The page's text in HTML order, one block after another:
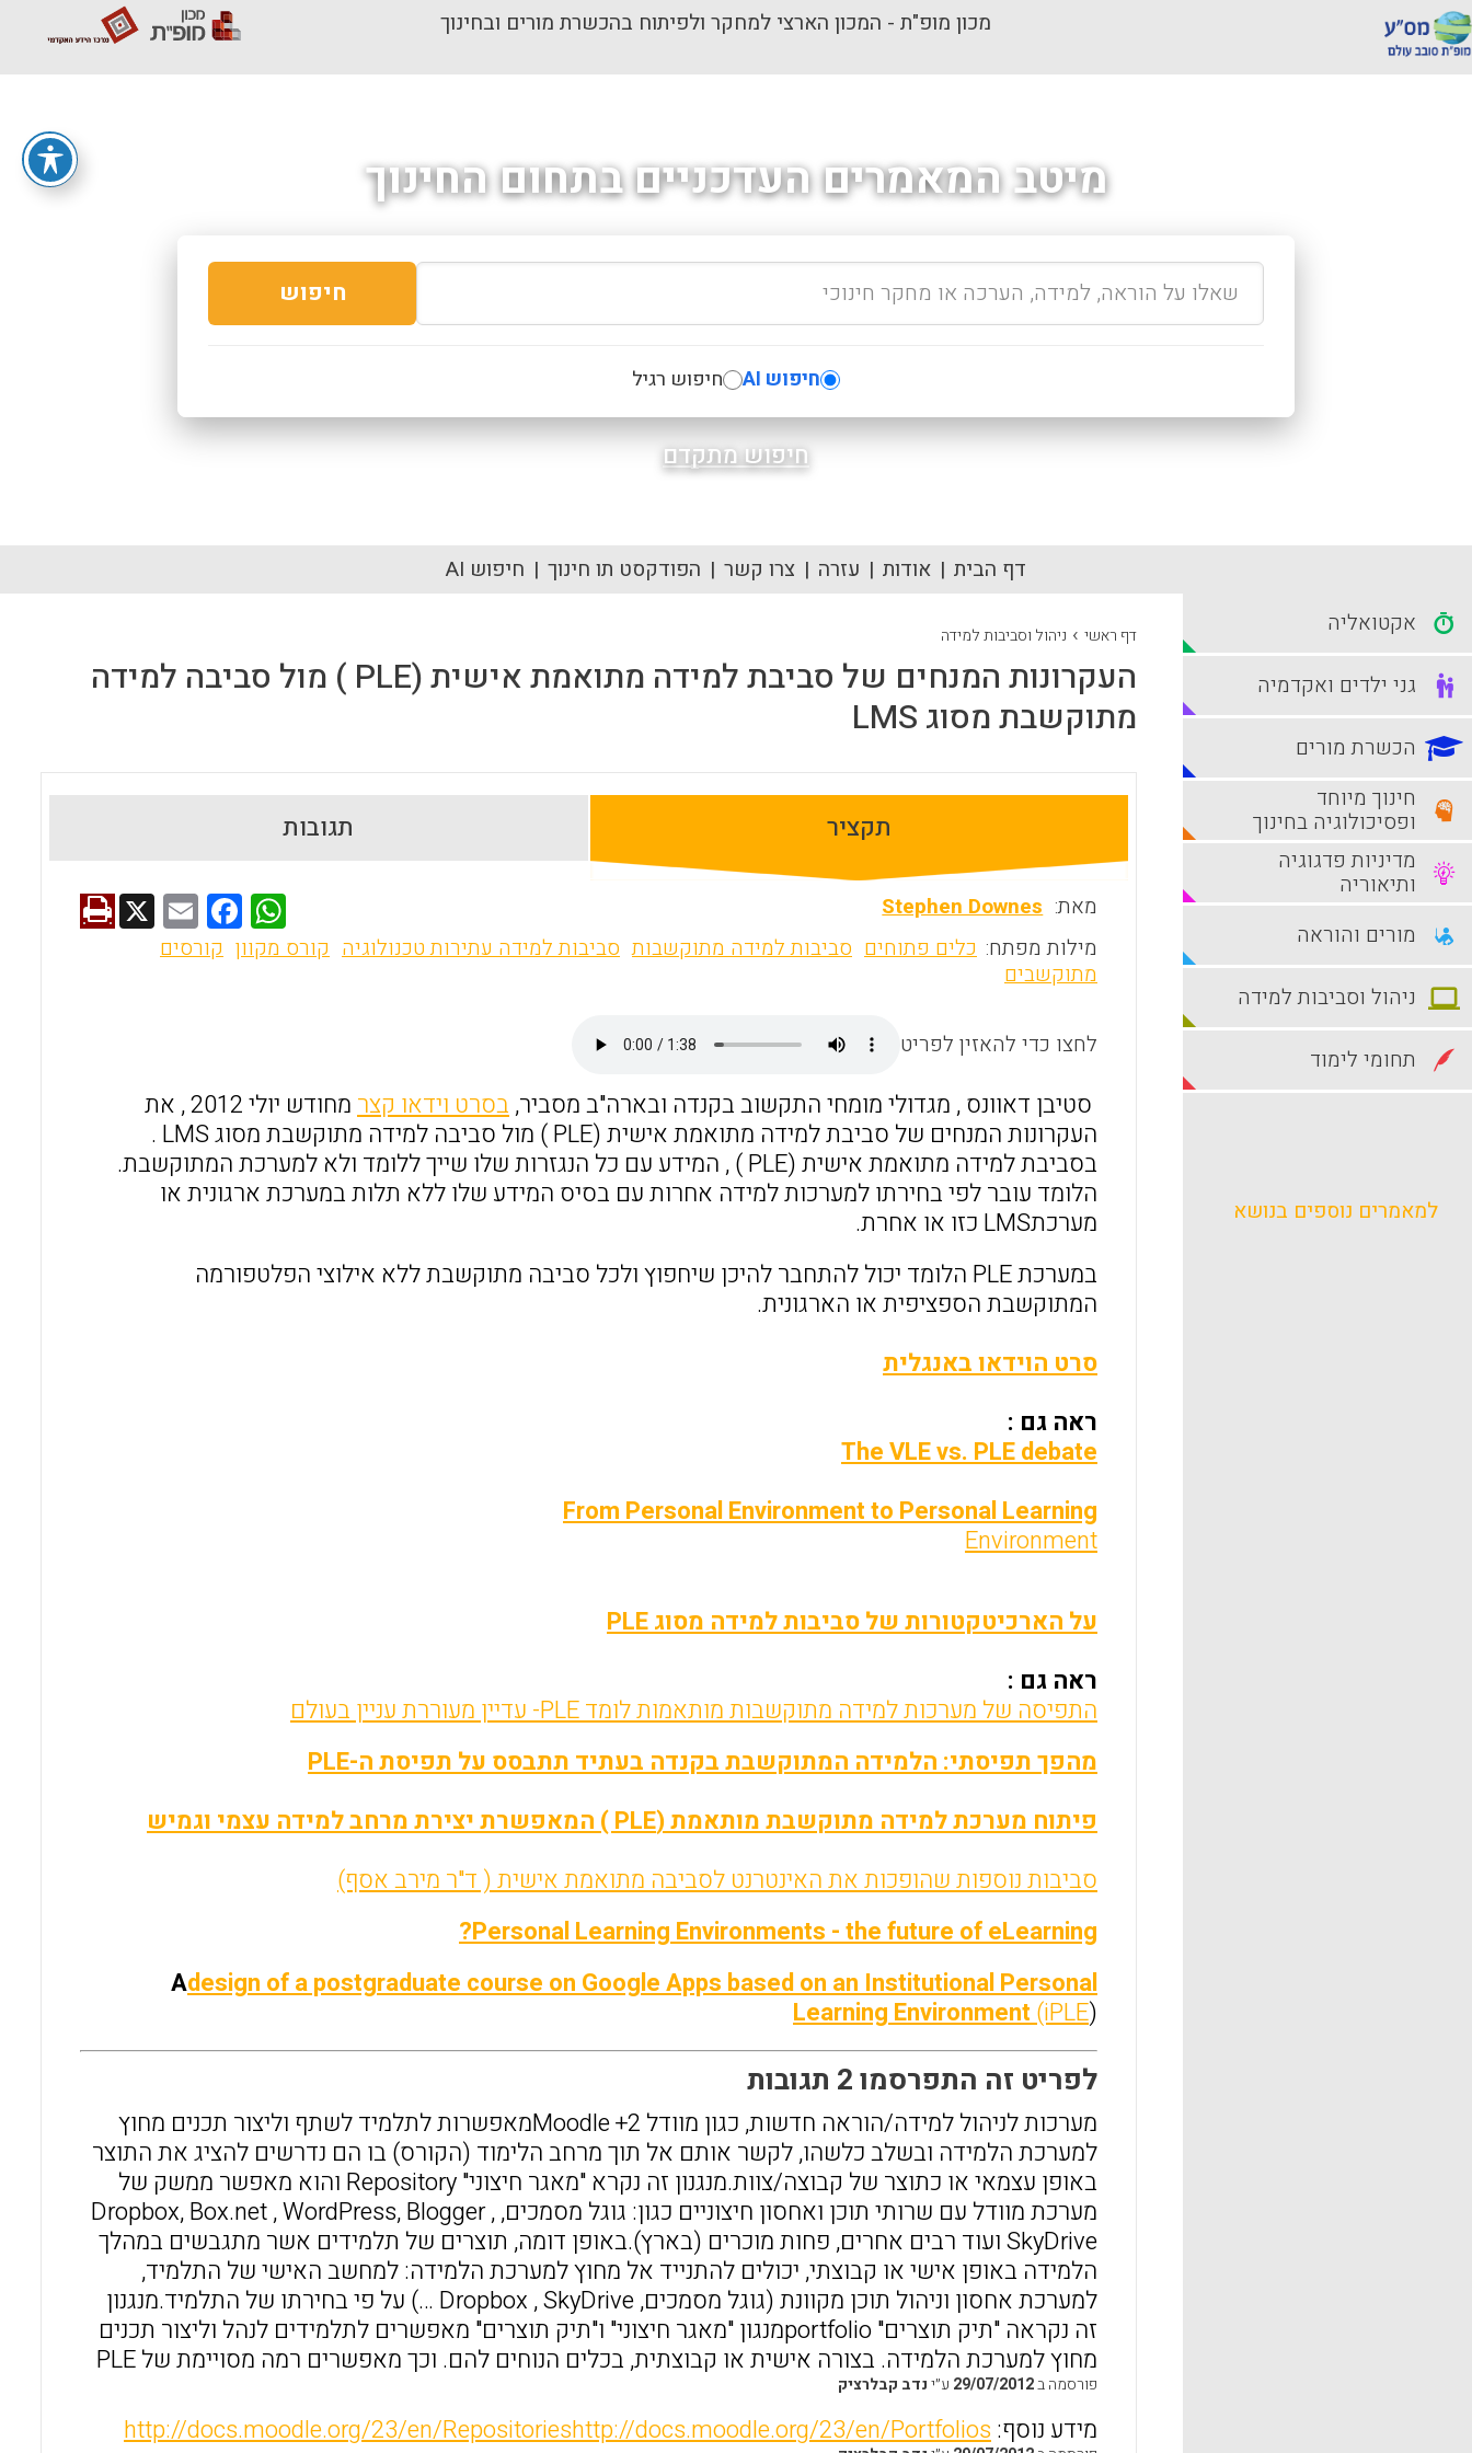
מכון מופ"ת - המכון הארצי למחקר ולפיתוח בהכשרת מורים ובחינוך
מיטב המאמרים העדכניים בתחום החינוך
חיפוש
חיפוש AI חיפוש רגיל
חיפוש מתקדם
דף הבית אודות עזרה צרו קשר הפודקסט תו חינוך חיפוש AI
דף ראשי › ניהול וסביבות למידה
העקרונות המנחים של סביבת למידה מתואמת אישית (PLE ) מול סביבה למידה
מתוקשבת מסוג LMS
תקציר תגובות
מאת: Stephen Downes
W
h
p
p
F
a
o
k
E
m
X
מילות מפתח: כלים פתוחים סביבות למידה מתוקשבות סביבות למידה עתירות טכנולוגיה קורס מקוון קורסים
מתוקשבים
לחצו כדי להאזין לפריט
סטיבן דאוונס , מגדולי מומחי התקשוב בקנדה ובארה"ב מסביר, בסרט וידאו קצר
מחודש יולי 2012 , את
העקרונות המנחים של סביבת למידה מתואמת אישית (PLE ) מול סביבה למידה מתוקשבת מסוג LMS .
בסביבת למידה מתואמת אישית (PLE ) , המידע עם כל הנגזרות שלו שייך ללומד ולא למערכת המתוקשבת.
הלומד עובר לפי בחירתו למערכות למידה אחרות עם בסיס המידע שלו ללא תלות במערכת ארגונית או
מערכתLMS כזו או אחרת.
במערכת PLE הלומד יכול להתחבר להיכן שיחפוץ ולכל סביבה מתוקשבת ללא אילוצי הפלטפורמה
המתוקשבת הספציפית או הארגונית.
סרט הוידאו באנגלית
ראה גם :
The VLE vs. PLE debate
From Personal Environment to Personal Learning
Environment
על הארכיטקטורות של סביבות למידה מסוג PLE
ראה גם :
התפיסה של מערכות למידה מתוקשבות מותאמות לומד PLE- עדיין מעוררת עניין בעולם
מהפך תפיסתי: הלמידה המתוקשבת בקנדה בעתיד תתבסס על תפיסת ה-PLE
פיתוח מערכת למידה מתוקשבת מותאמת (PLE ) המאפשרת יצירת מרחב למידה עצמי וגמיש
סביבות נוספות שהופכות את האינטרנט לסביבה מתואמת אישית ( ד"ר מירב אסף)
Personal Learning Environments - the future of eLearning?
Adesign of a postgraduate course on Google Apps based on an Institutional Personal
Learning Environment (iPLE)
לפריט זה התפרסמו 2 תגובות
מערכות לניהול למידה/הוראה חדשות, כגון מוודל 2+ Moodleמאפשרות לתלמיד לשתף וליצור תכנים מחוץ
למערכת הלמידה ובשלב כלשהו, לקשר אותם אל תוך מרחב הלימוד (הקורס) בו הם נדרשים להציג את התוצר
באופן עצמאי או כתוצר של קבוצה/צוות.מנגנון זה נקרא "מאגר חיצוני" Repository והוא מאפשר ממשק של
מערכת מוודל עם שרותי תוכן ואחסון חיצוניים כגון: גוגל מסמכים, Dropbox, Box.net , WordPress, Blogger ,
SkyDrive ועוד רבים אחרים, פחות מוכרים (בארץ).באופן דומה, תוצרים של תלמידים אשר מתגבשים במהלך
הלמידה באופן אישי או קבוצתי, יכולים להתנייד אל מחוץ למערכת הלמידה: למחשב האישי של התלמיד,
למערכת אחסון וניהול תוכן מקוונת (גוגל מסמכים, Dropbox , SkyDrive …) על פי בחירתו של התלמיד.מנגנון
זה נקראה "תיק תוצרים" portfolioמנגון "מאגר חיצוני" ו"תיק תוצרים" מאפשרים לתלמידים לנהל וליצור תכנים
מחוץ למערכת הלמידה. בצורה אישית או קבוצתית, בכלים הנוחים להם. וכך מאפשרים רמה מסויימת של PLE
פורסמה ב29/07/2012 ע״ינדב קבלרציק
מידע נוסף:http://docs.moodle.org/23/en/Repositorieshttp://docs.moodle.org/23/en/Portfolios
אקטואליה
גני ילדים ואקדמיה
הכשרת מורים
חינוך מיוחד
ופסיכולוגיה בחינוך
מדיניות פדגוגיה
ותיאוריה
מורים והוראה
ניהול וסביבות למידה
תחומי לימוד
למאמרים נוספים בנושא